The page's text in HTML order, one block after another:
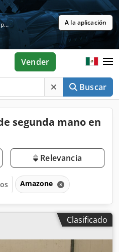
Gratis en la tienda de aplicaciones A la aplicación
Buscar
Vender
segunda mano en
Relevancia
Amazone
Clasificado